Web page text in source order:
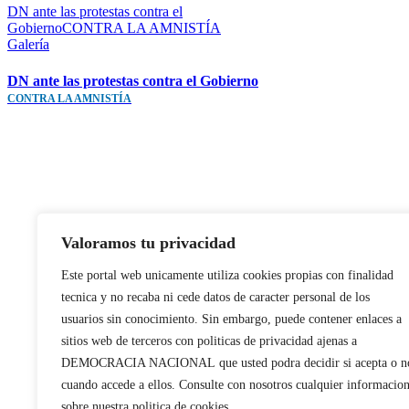
Valoramos tu privacidad
Este portal web unicamente utiliza cookies propias con finalidad
tecnica y no recaba ni cede datos de caracter personal de los
usuarios sin conocimiento. Sin embargo, puede contener enlaces a
sitios web de terceros con politicas de privacidad ajenas a
DEMOCRACIA NACIONAL que usted podra decidir si acepta o
cuando accede a ellos. Consulte con nosotros cualquier informacion
DN ante las protestas contra el
GobiernoCONTRA LA AMNISTÍA
Galería
DN ante las protestas contra el Gobierno
CONTRA LA AMNISTÍA